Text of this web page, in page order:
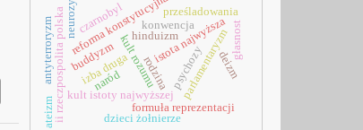
rodzina
reforma konstytucyjnaistota najwyższa
kult istoty najwyższej
kult rozumu
ii rzeczpospolita polska formuła reprezentacji
izba druga parlamentaryzm
prześladowania
hinduizm
buddyzm
antyterroryzm czarnobyl konwencja
deizm
głasnost
neurozy
psychozy
ateizm dzieci żołnierze
naród